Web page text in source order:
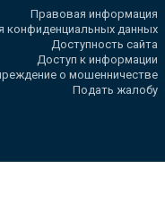
Правовая информация
конфиденциальных данных
Доступность сайта
Доступ к информации
о мошенничестве
Подать жалобу